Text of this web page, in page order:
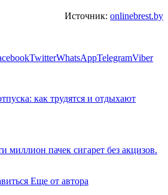
Источник: onlinebrest.by
TwitterWhatsAppTelegramViber
как трудятся и отдыхают
миллион пачек сигарет без акцизов.
Еще от автора